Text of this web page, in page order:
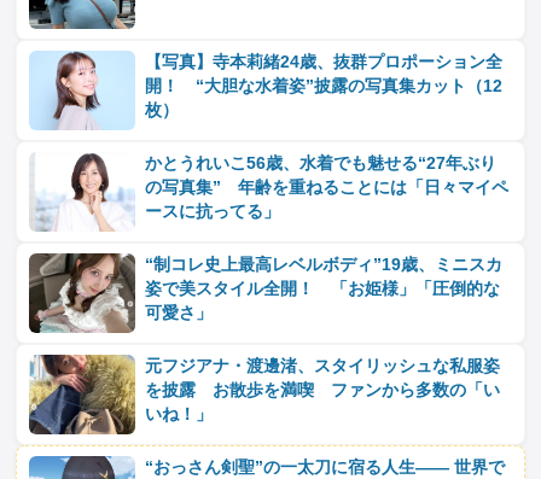
【写真】寺本莉緒24歳、抜群プロポーション全
開！ “大胆な水着姿”披露の写真集カット（12
枚）
かとうれいこ56歳、水着でも魅せる“27年ぶり
の写真集” 年齢を重ねることには「日々マイペ
ースに抗ってる」
“制コレ史上最高レベルボディ”19歳、ミニスカ
姿で美スタイル全開！ 「お姫様」「圧倒的な
可愛さ」
元フジアナ・渡邊渚、スタイリッシュな私服姿
を披露 お散歩を満喫 ファンから多数の「い
いね！」
“おっさん剣聖”の一太刀に宿る人生―― 世界で